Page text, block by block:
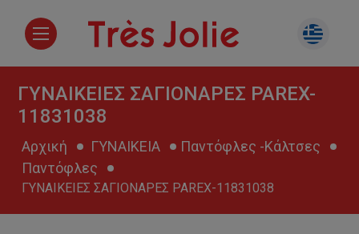
ΓΥΝΑΙΚΕΙΕΣ ΣΑΓΙΟΝΑΡΕΣ PAREX-
11831038
Αρχική ΓΥΝΑΙΚΕΙΑ
Παντόφλες -Κάλτσες
Παντόφλες
ΓΥΝΑΙΚΕΙΕΣ ΣΑΓΙΟΝΑΡΕΣ PAREX-11831038